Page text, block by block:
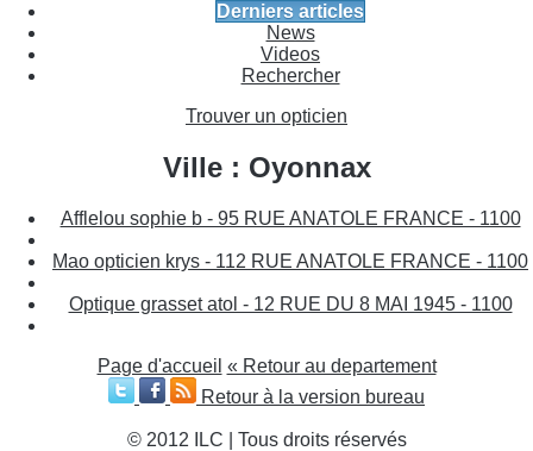
Derniers articles
News
Videos
Rechercher
Trouver un opticien
Ville : Oyonnax
Afflelou sophie b - 95 RUE ANATOLE FRANCE - 1100
Mao opticien krys - 112 RUE ANATOLE FRANCE - 1100
Optique grasset atol - 12 RUE DU 8 MAI 1945 - 1100
Page d'accueil « Retour au departement
Retour à la version bureau
© 2012 ILC | Tous droits réservés